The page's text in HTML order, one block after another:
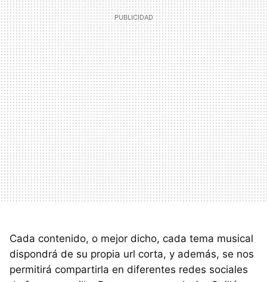
Cada contenido, o mejor dicho, cada tema musical
dispondrá de su propia url corta, y además, se nos
permitirá compartirla en diferentes redes sociales